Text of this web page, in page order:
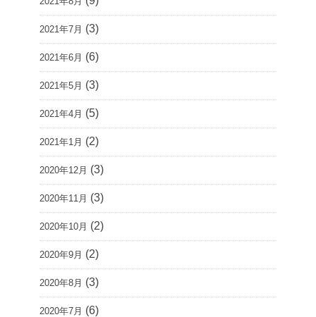
2021年7月 (3)
2021年6月 (6)
2021年5月 (3)
2021年4月 (5)
2021年1月 (2)
2020年12月 (3)
2020年11月 (3)
2020年10月 (2)
2020年9月 (2)
2020年8月 (3)
2020年7月 (6)